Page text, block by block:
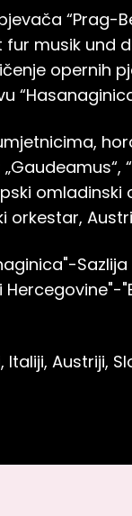
“Prag-
musik und
opernih
orkestar,
Austriji,